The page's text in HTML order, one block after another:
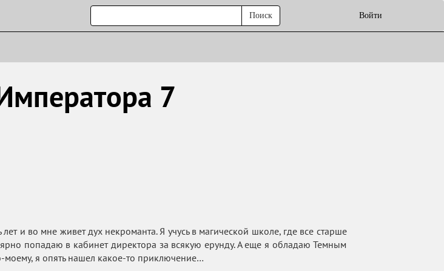
Войти
Поиск
7
и во мне живет дух некроманта. Я учусь в магической школе, где все старше
попадаю в кабинет директора за всякую ерунду. А еще я обладаю Темным
я опять нашел какое-то приключение…